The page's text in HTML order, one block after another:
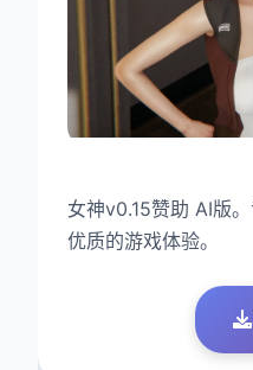
女神v0.15赞助 AI版
优质的游戏体验。